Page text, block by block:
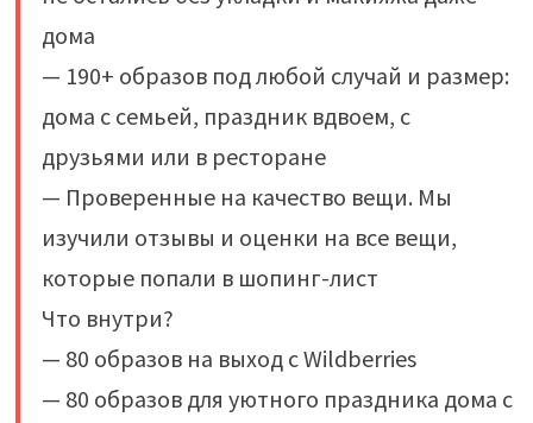
дома
— 190+ образов под любой случай и размер:
дома с семьей, праздник вдвоем, с
друзьями или в ресторане
— Проверенные на качество вещи. Мы
изучили отзывы и оценки на все вещи,
которые попали в шопинг-лист
Что внутри?
— 80 образов на выход с Wildberries
— 80 образов для уютного праздника дома с